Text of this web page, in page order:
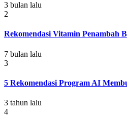
3 bulan lalu
2
Rekomendasi Vitamin Penambah
7 bulan lalu
3
5 Rekomendasi Program AI
3 tahun lalu
4